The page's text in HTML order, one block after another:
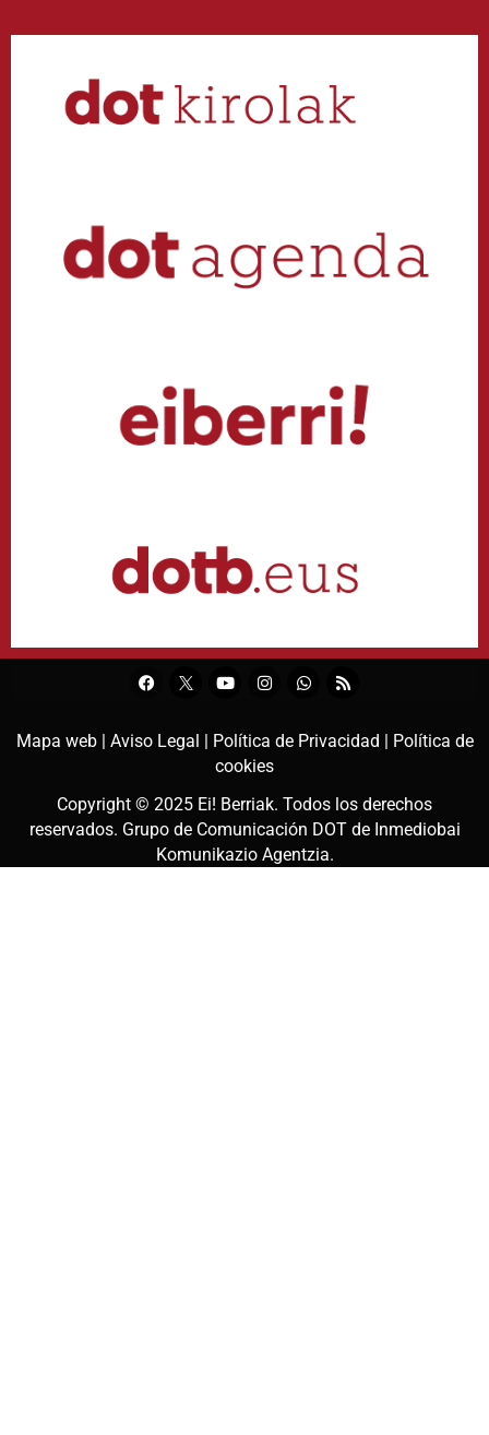
Mapa web | Aviso Legal | Política de Privacidad |
Política de
cookies
Copyright © 2025 Ei! Berriak. Todos los derechos
reservados. Grupo de Comunicación DOT de Inmediobai
Komunikazio Agentzia.